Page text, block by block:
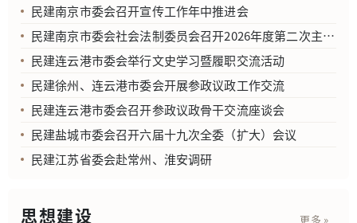
民建南京市委会召开宣传工作年中推进会
民建南京市委会社会法制委员会召开2026年度第二次主任（扩大）会议
民建连云港市委会举行文史学习暨履职交流活动
民建徐州、连云港市委会开展参政议政工作交流
民建连云港市委会召开参政议政骨干交流座谈会
民建盐城市委会召开六届十九次全委（扩大）会议
民建江苏省委会赴常州、淮安调研
思想建设 更多 »